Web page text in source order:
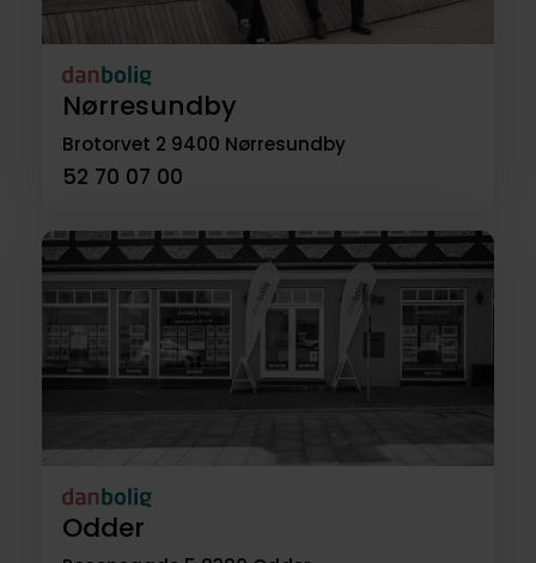
Nørresundby
Brotorvet 2 9400 Nørresundby
52 70 07 00
Odder